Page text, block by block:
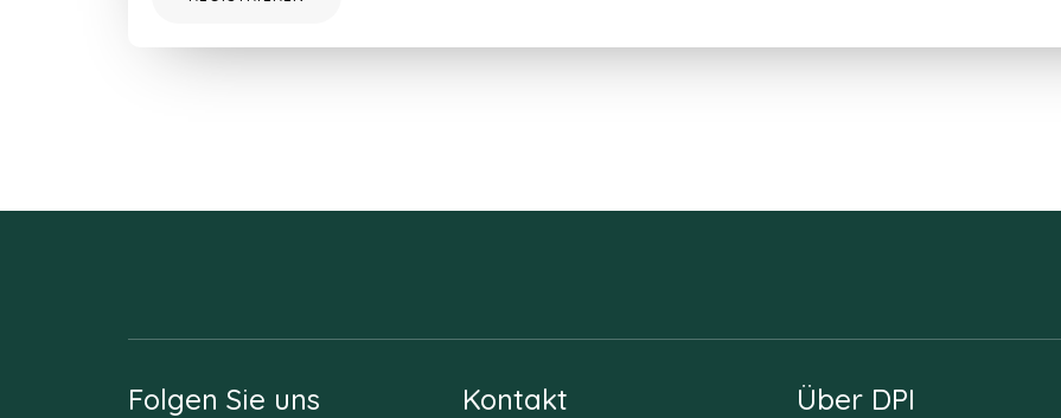
Folgen Sie uns Kontakt Über DPI